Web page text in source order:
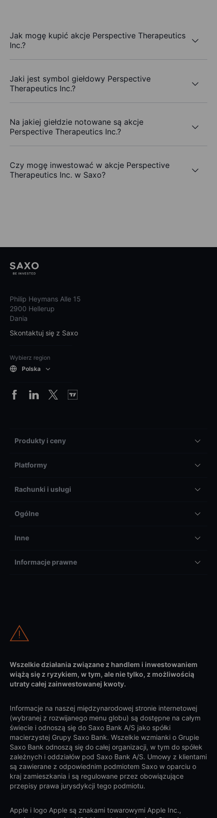
Jak mogę kupić akcje Perspective Therapeutics
Inc.?
Jaki jest symbol giełdowy Perspective
Therapeutics Inc.?
Na jakiej giełdzie notowane są akcje
Perspective Therapeutics Inc.?
Czy mogę inwestować w akcje Perspective
Therapeutics Inc. w Saxo?
Philip Heymans Alle 15
2900 Hellerup
Dania
Skontaktuj się z Saxo
Wybierz region
Polska
Produkty i ceny
Platformy
Rachunki i usługi
Ogólne
Inne
Informacje prawne
Wszelkie działania związane z handlem i inwestowaniem
wiążą się z ryzykiem, w tym, ale nie tylko, z możliwością
utraty całej zainwestowanej kwoty.
Informacje na naszej międzynarodowej stronie internetowej
(wybranej z rozwijanego menu globu) są dostępne na całym
świecie i odnoszą się do Saxo Bank A/S jako spółki
macierzystej Grupy Saxo Bank. Wszelkie wzmianki o Grupie
Saxo Bank odnoszą się do całej organizacji, w tym do spółek
zależnych i oddziałów pod Saxo Bank A/S. Umowy z klientami
są zawierane z odpowiednim podmiotem Saxo w oparciu o
kraj zamieszkania i są regulowane przez obowiązujące
przepisy prawa jurysdykcji tego podmiotu.
Apple i logo Apple są znakami towarowymi Apple Inc.,